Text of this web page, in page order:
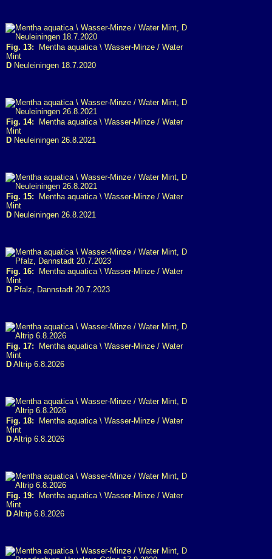
Fig. 13: Mentha aquatica \ Wasser-Minze / Water
Mint
D Neuleiningen 18.7.2020
Fig. 14: Mentha aquatica \ Wasser-Minze / Water
Mint
D Neuleiningen 26.8.2021
Fig. 15: Mentha aquatica \ Wasser-Minze / Water
Mint
D Neuleiningen 26.8.2021
Fig. 16: Mentha aquatica \ Wasser-Minze / Water
Mint
D Pfalz, Dannstadt 20.7.2023
Fig. 17: Mentha aquatica \ Wasser-Minze / Water
Mint
D Altrip 6.8.2026
Fig. 18: Mentha aquatica \ Wasser-Minze / Water
Mint
D Altrip 6.8.2026
Fig. 19: Mentha aquatica \ Wasser-Minze / Water
Mint
D Altrip 6.8.2026